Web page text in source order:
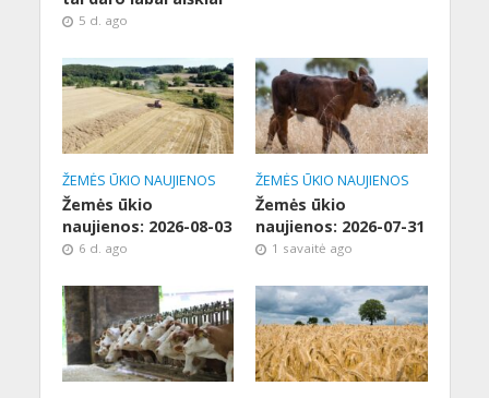
5 d. ago
ŽEMĖS ŪKIO NAUJIENOS
Žemės ūkio
naujienos: 2026-08-03
6 d. ago
ŽEMĖS ŪKIO NAUJIENOS
Žemės ūkio
naujienos: 2026-07-31
1 savaitė ago